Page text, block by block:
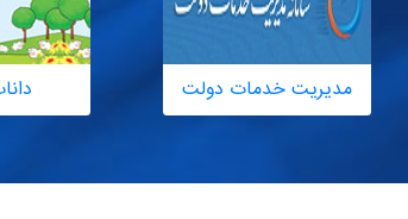
مدیریت خدمات دولت